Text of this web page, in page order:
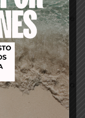
con una leche
masaje y retirar
en la piel, puede
Si la piel después
una crema
up (Pure), se